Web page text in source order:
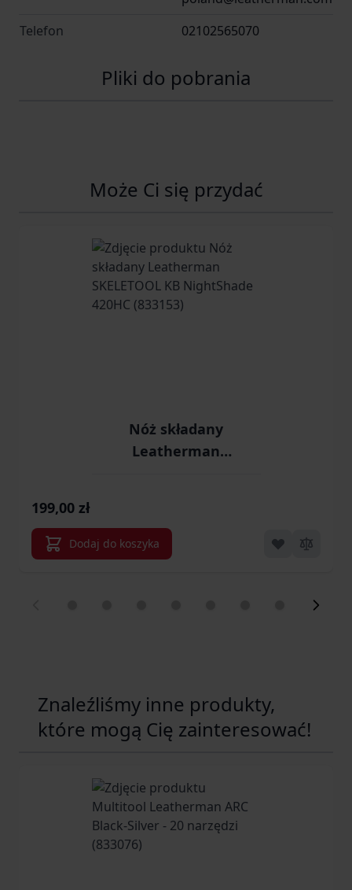
Telefon
02102565070
Pliki do pobrania
Może Ci się przydać
Nóż składany
Leatherman
199,00 zł
Dodaj do koszyka
Znaleźliśmy inne produkty,
które mogą Cię zainteresować!